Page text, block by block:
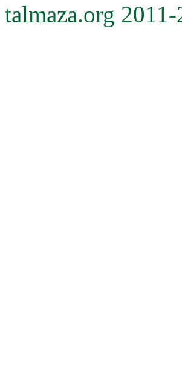
talmaza.org